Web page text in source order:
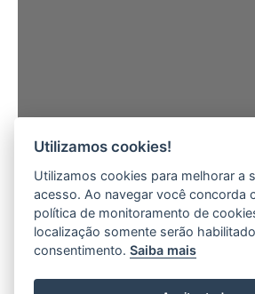
Utilizamos cookies!
Utilizamos cookies para melhorar a
acesso. Ao navegar você concorda
política de monitoramento de
localização somente serão
consentimento.Saiba mais